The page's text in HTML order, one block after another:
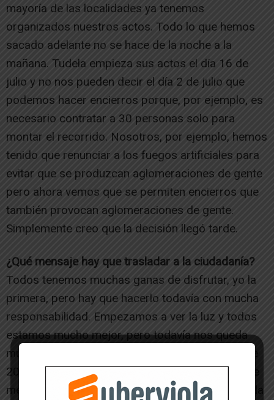
mayoría de las localidades ya tenemos
organizados nuestros actos. Todo lo que hemos
sacado adelante no se hace de la noche a la
mañana. Tudela empieza sus actos el día 16 de
julio y no nos pueden decir el día 2 de julio que
podemos hacer encierros porque, por ejemplo, es
necesario contratar a 30 personas solo para
montar el recorrido. Nosotros, por ejemplo, hemos
tenido que renunciar a los fuegos artificiales para
evitar que se produzcan aglomeraciones de gente
pero ahora vemos que se permiten encierros que
también provocan aglomeraciones de gente.
Simplemente creo que la decisión llegó tarde.
¿Qué mensaje hay que trasladar a la ciudadanía?
Todos tenemos muchas ganas de disfrutar, yo la
primera, pero hay que hacerlo todavía con mucha
responsabilidad. Empezamos a ver la luz y todos
estamos mucho mejor, pero todavía nos queda
mucho que pelear si queremos que las fiestas de
2022 sean únicas e inolvidables. No tenemos que
meter la para y comportarnos. Creo que en Tudela